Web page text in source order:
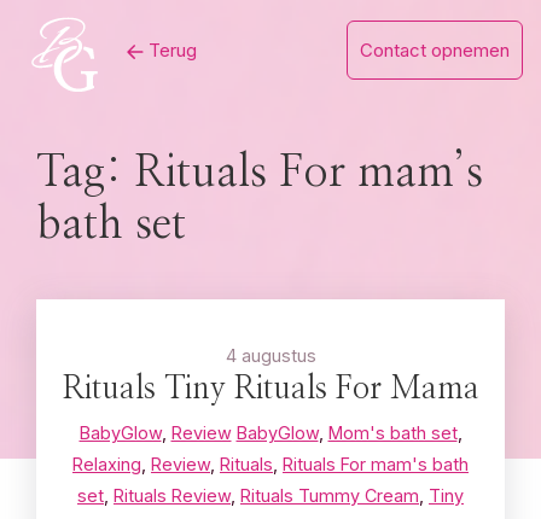
content
Terug Contact opnemen
Tag: Rituals For mam’s
bath set
4 augustus
Rituals Tiny Rituals For Mama
BabyGlow, Review BabyGlow, Mom's bath set,
Relaxing Review, Rituals Rituals For mam's bath
set Rituals Review, Rituals Tummy Cream Tiny